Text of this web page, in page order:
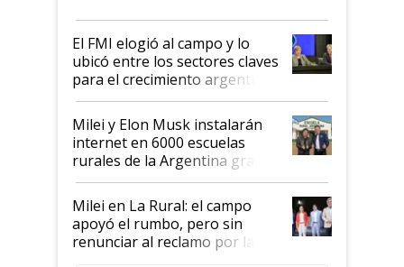
de Milei
El FMI elogió al campo y lo
ubicó entre los sectores claves
para el crecimiento argentino
Milei y Elon Musk instalarán
internet en 6000 escuelas
rurales de la Argentina gracias
a un acuerdo con Starlink
Milei en La Rural: el campo
apoyó el rumbo, pero sin
renunciar al reclamo por las